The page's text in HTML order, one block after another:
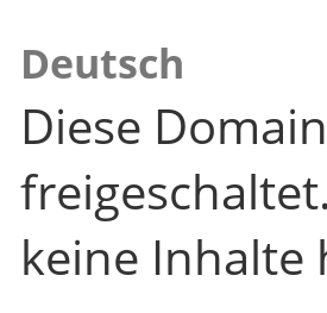
Deutsch
Diese
keine Inhalte